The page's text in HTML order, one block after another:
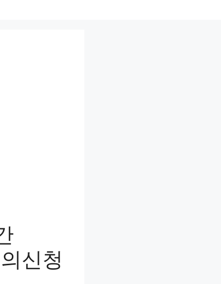
신청